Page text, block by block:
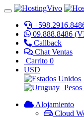
09.888.8486
Callback
Chat Ventas
Carrito 0
USD
Alojamiento
Cloud